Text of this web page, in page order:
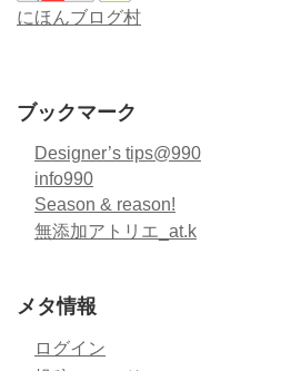
にほんブログ村
ブックマーク
Designer’s tips@990
info990
Season & reason!
無添加アトリエ_at.k
メタ情報
ログイン